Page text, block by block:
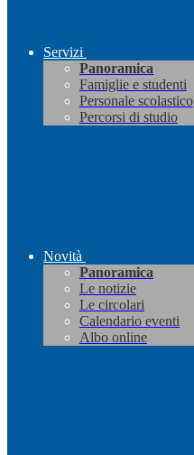
Servizi
Panoramica
Famiglie e studenti
Personale scolastico
Percorsi di studio
Novità
Panoramica
Le notizie
Le circolari
Calendario eventi
Albo online